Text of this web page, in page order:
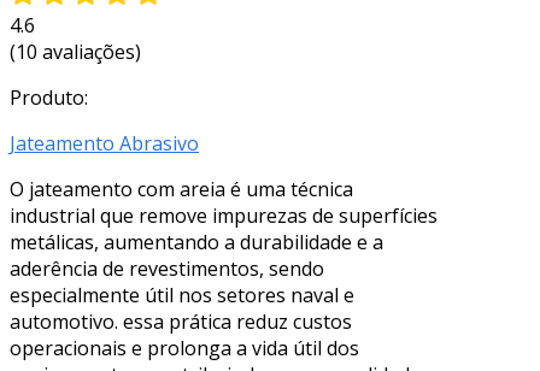
4.6
(10 avaliações)
Produto:
Jateamento Abrasivo
O jateamento com areia é uma técnica
industrial que remove impurezas de superfícies
metálicas, aumentando a durabilidade e a
aderência de revestimentos, sendo
especialmente útil nos setores naval e
automotivo. essa prática reduz custos
operacionais e prolonga a vida útil dos